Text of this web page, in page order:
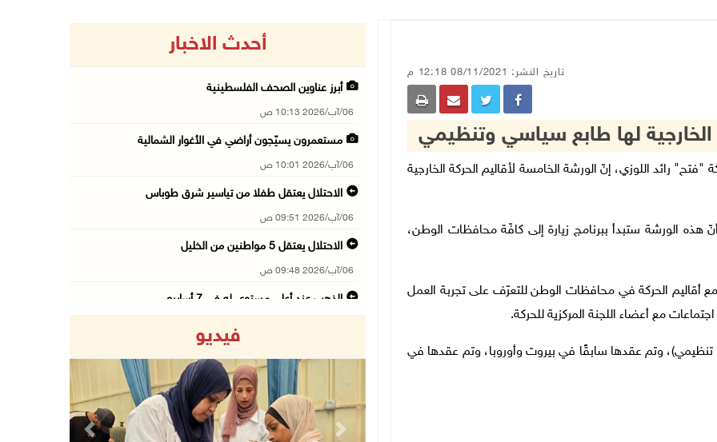
تاريخ النشر: 08/11/2021 12:18 م
الخارجية لها طابع سياسي وتنظيمي
لحركة "فتح" رائد اللوزي، إنّ الورشة الخامسة لأقاليم الحركة الخارجية
هذه الورشة ستبدأ ببرنامج زيارة إلى كافّة محافظات الوطن،
اجتماعات مع أقاليم الحركة في محافظات الوطن للتعرّف على تجربة العمل
مع أعضاء اللجنة المركزية للحركة.
وتم عقدها سابقًا في بيروت وأوروبا، وتم عقدها في
أحدث الاخبار
أبرز عناوين الصحف الفلسطينية
06/آب/2026 10:13 ص
مستعمرون يسيّجون أراضي في الأغوار الشمالية
06/آب/2026 10:01 ص
الاحتلال يعتقل طفلا من تياسير شرق طوباس
06/آب/2026 09:51 ص
الاحتلال يعتقل 5 مواطنين من الخليل
06/آب/2026 09:48 ص
الذهب عند أعلى مستوى له في 7 أسابيع
الشرطة: مقتل مواطن (34 عاما) في بيرزيت شمال ر ...
06/آب/2026 09:35 ص
فيديو
Previous Next